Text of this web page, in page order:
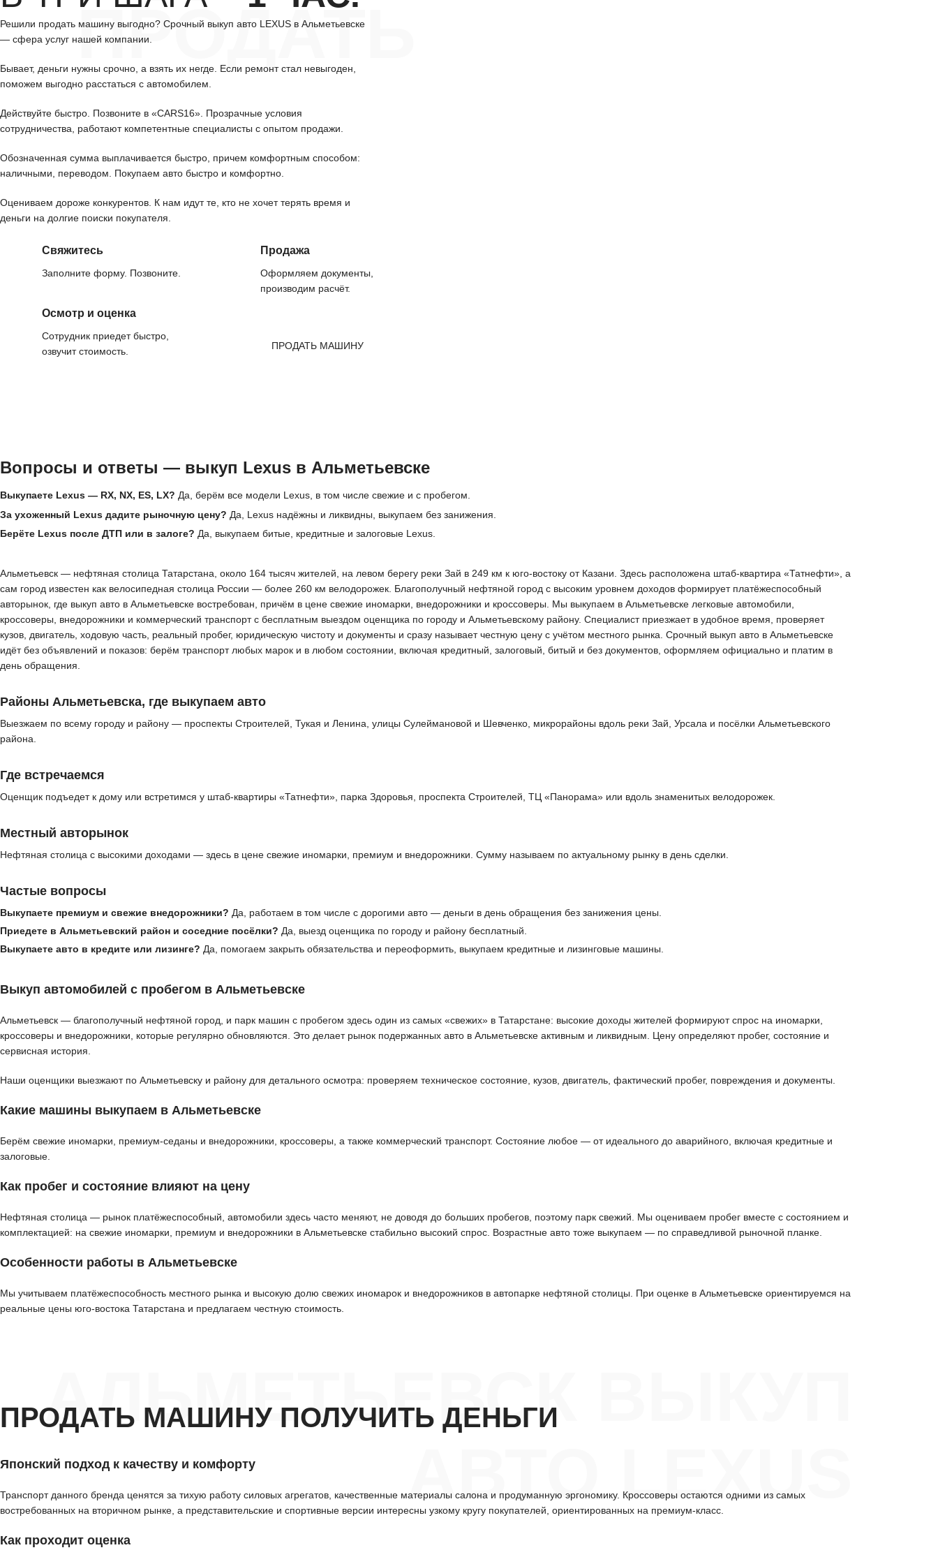
ПРОДАТЬ
Решили продать машину выгодно? Срочный выкуп авто LEXUS в Альметьевске
— сфера услуг нашей компании.
Бывает, деньги нужны срочно, а взять их негде. Если ремонт стал невыгоден,
поможем выгодно расстаться с автомобилем.
Действуйте быстро. Позвоните в «CARS16». Прозрачные условия
сотрудничества, работают компетентные специалисты с опытом продажи.
Обозначенная сумма выплачивается быстро, причем комфортным способом:
наличными, переводом. Покупаем авто быстро и комфортно.
Оцениваем дороже конкурентов. К нам идут те, кто не хочет терять время и
деньги на долгие поиски покупателя.
Свяжитесь
Заполните форму. Позвоните.
Осмотр и оценка
Сотрудник приедет быстро,
озвучит стоимость.
Продажа
Оформляем документы,
производим расчёт.
ПРОДАТЬ МАШИНУ
Вопросы и ответы — выкуп Lexus в Альметьевске
Выкупаете Lexus — RX, NX, ES, LX? Да, берём все модели Lexus, в том числе свежие и с пробегом.
За ухоженный Lexus дадите рыночную цену? Да, Lexus надёжны и ликвидны, выкупаем без занижения.
Берёте Lexus после ДТП или в залоге? Да, выкупаем битые, кредитные и залоговые Lexus.
Альметьевск — нефтяная столица Татарстана, около 164 тысяч жителей, на левом берегу реки Зай в 249 км к юго-востоку от Казани. Здесь расположена штаб-квартира «Татнефти», а
сам город известен как велосипедная столица России — более 260 км велодорожек. Благополучный нефтяной город с высоким уровнем доходов формирует платёжеспособный
авторынок, где выкуп авто в Альметьевске востребован, причём в цене свежие иномарки, внедорожники и кроссоверы. Мы выкупаем в Альметьевске легковые автомобили,
кроссоверы, внедорожники и коммерческий транспорт с бесплатным выездом оценщика по городу и Альметьевскому району. Специалист приезжает в удобное время, проверяет
кузов, двигатель, ходовую часть, реальный пробег, юридическую чистоту и документы и сразу называет честную цену с учётом местного рынка. Срочный выкуп авто в Альметьевске
идёт без объявлений и показов: берём транспорт любых марок и в любом состоянии, включая кредитный, залоговый, битый и без документов, оформляем официально и платим в
день обращения.
Районы Альметьевска, где выкупаем авто
Выезжаем по всему городу и району — проспекты Строителей, Тукая и Ленина, улицы Сулеймановой и Шевченко, микрорайоны вдоль реки Зай, Урсала и посёлки Альметьевского
района.
Где встречаемся
Оценщик подъедет к дому или встретимся у штаб-квартиры «Татнефти», парка Здоровья, проспекта Строителей, ТЦ «Панорама» или вдоль знаменитых велодорожек.
Местный авторынок
Нефтяная столица с высокими доходами — здесь в цене свежие иномарки, премиум и внедорожники. Сумму называем по актуальному рынку в день сделки.
Частые вопросы
Выкупаете премиум и свежие внедорожники? Да, работаем в том числе с дорогими авто — деньги в день обращения без занижения цены.
Приедете в Альметьевский район и соседние посёлки? Да, выезд оценщика по городу и району бесплатный.
Выкупаете авто в кредите или лизинге? Да, помогаем закрыть обязательства и переоформить, выкупаем кредитные и лизинговые машины.
Выкуп автомобилей с пробегом в Альметьевске
Альметьевск — благополучный нефтяной город, и парк машин с пробегом здесь один из самых «свежих» в Татарстане: высокие доходы жителей формируют спрос на иномарки,
кроссоверы и внедорожники, которые регулярно обновляются. Это делает рынок подержанных авто в Альметьевске активным и ликвидным. Цену определяют пробег, состояние и
сервисная история.
Наши оценщики выезжают по Альметьевску и району для детального осмотра: проверяем техническое состояние, кузов, двигатель, фактический пробег, повреждения и документы.
Какие машины выкупаем в Альметьевске
Берём свежие иномарки, премиум-седаны и внедорожники, кроссоверы, а также коммерческий транспорт. Состояние любое — от идеального до аварийного, включая кредитные и
залоговые.
Как пробег и состояние влияют на цену
Нефтяная столица — рынок платёжеспособный, автомобили здесь часто меняют, не доводя до больших пробегов, поэтому парк свежий. Мы оцениваем пробег вместе с состоянием и
комплектацией: на свежие иномарки, премиум и внедорожники в Альметьевске стабильно высокий спрос. Возрастные авто тоже выкупаем — по справедливой рыночной планке.
Особенности работы в Альметьевске
Мы учитываем платёжеспособность местного рынка и высокую долю свежих иномарок и внедорожников в автопарке нефтяной столицы. При оценке в Альметьевске ориентируемся на
реальные цены юго-востока Татарстана и предлагаем честную стоимость.
АЛЬМЕТЬЕВСК ВЫКУП
АВТО LEXUS
ПРОДАТЬ МАШИНУ ПОЛУЧИТЬ ДЕНЬГИ
Японский подход к качеству и комфорту
Транспорт данного бренда ценятся за тихую работу силовых агрегатов, качественные материалы салона и продуманную эргономику. Кроссоверы остаются одними из самых
востребованных на вторичном рынке, а представительские и спортивные версии интересны узкому кругу покупателей, ориентированных на премиум-класс.
Как проходит оценка